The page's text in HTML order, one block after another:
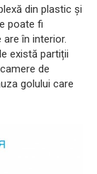
din plastic și
poate fi
în interior.
există partiții
de
golului care